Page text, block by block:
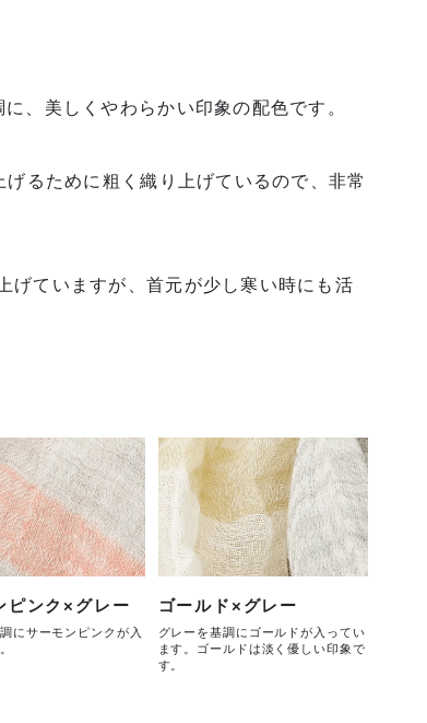
、美しくやわらかい印象の配色です。
るために粗く織り上げているので、非常
げていますが、首元が少し寒い時にも活
ピンク×グレー
にサーモンピンクが入
ゴールド×グレー
グレーを基調にゴールドが入ってい
ます。ゴールドは淡く優しい印象で
す。